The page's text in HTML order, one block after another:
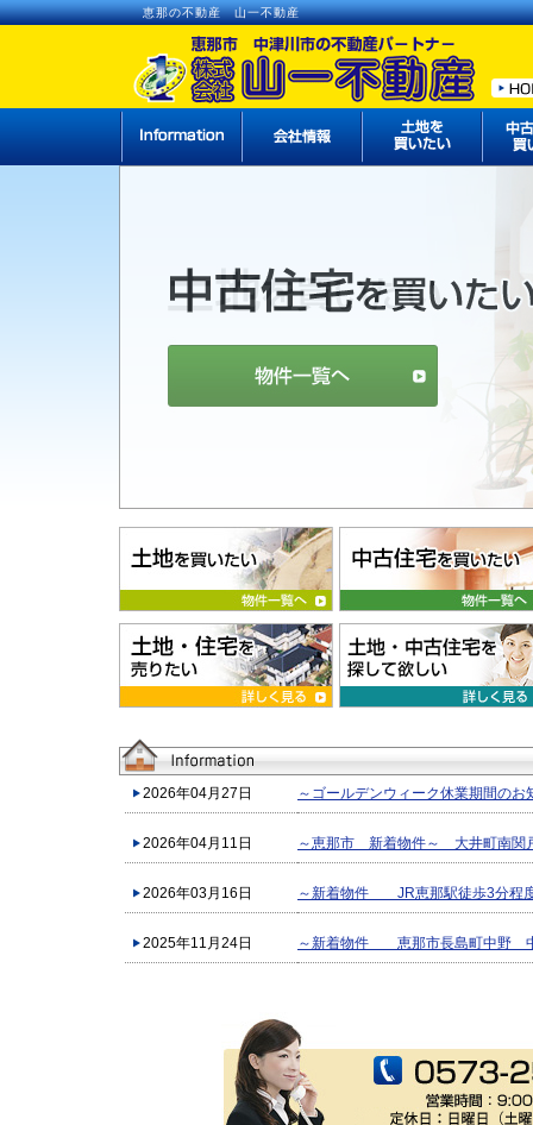
恵那の不動産 山一不動産
2026年04月27日 ～ゴールデンウィーク休業期間のお
2026年04月11日 ～恵那市 新着物件～ 大井町南関
2026年03月16日 ～新着物件 JR恵那駅徒歩3分程
2025年11月24日 ～新着物件 恵那市長島町中野